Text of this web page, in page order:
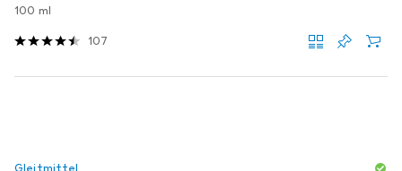
100 ml
107